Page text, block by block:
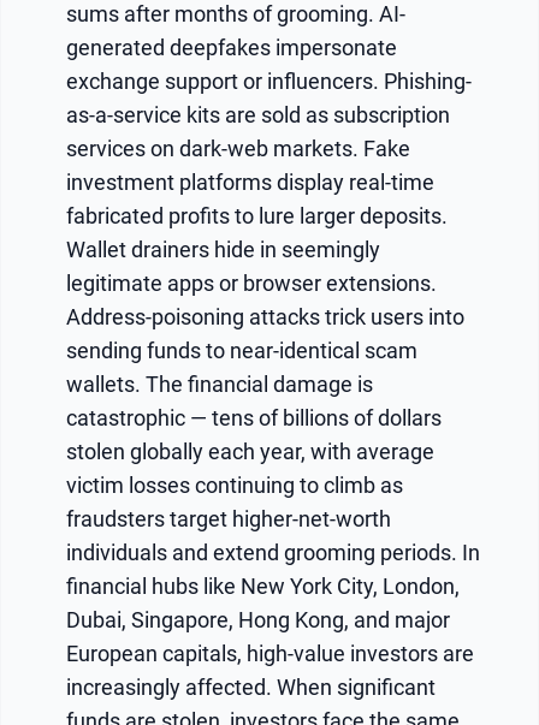
sums after months of grooming. AI-
generated deepfakes impersonate
exchange support or influencers. Phishing-
as-a-service kits are sold as subscription
services on dark-web markets. Fake
investment platforms display real-time
fabricated profits to lure larger deposits.
Wallet drainers hide in seemingly
legitimate apps or browser extensions.
Address-poisoning attacks trick users into
sending funds to near-identical scam
wallets. The financial damage is
catastrophic — tens of billions of dollars
stolen globally each year, with average
victim losses continuing to climb as
fraudsters target higher-net-worth
individuals and extend grooming periods. In
financial hubs like New York City, London,
Dubai, Singapore, Hong Kong, and major
European capitals, high-value investors are
increasingly affected. When significant